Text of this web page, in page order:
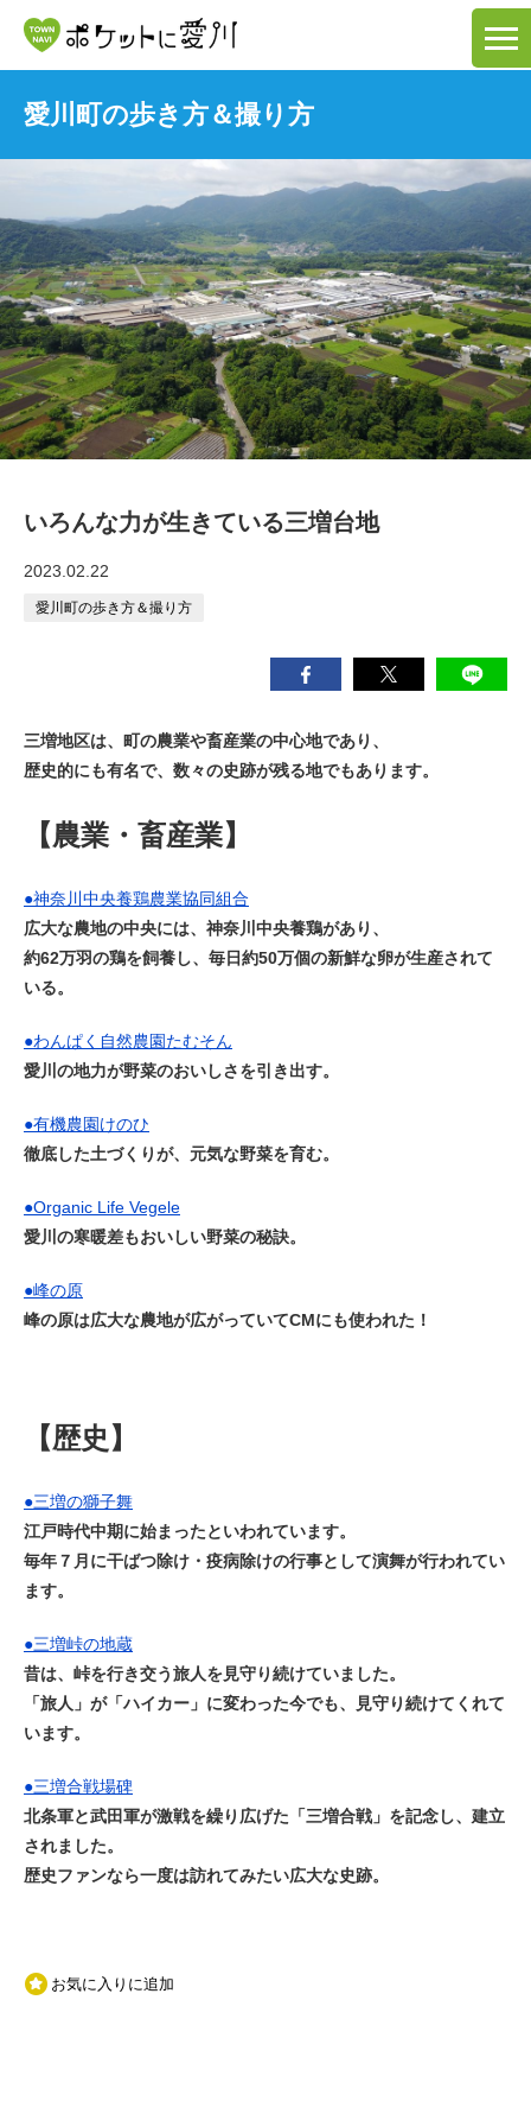
愛川町の歩き方＆撮り方
いろんな力が生きている三増台地
2023.02.22
愛川町の歩き方＆撮り方
三増地区は、町の農業や畜産業の中心地であり、
歴史的にも有名で、数々の史跡が残る地でもあります。
【農業・畜産業】
●神奈川中央養鶏農業協同組合
広大な農地の中央には、神奈川中央養鶏があり、
約62万羽の鶏を飼養し、毎日約50万個の新鮮な卵が生産されて
いる。
●わんぱく自然農園たむそん
愛川の地力が野菜のおいしさを引き出す。
●有機農園けのひ
徹底した土づくりが、元気な野菜を育む。
●Organic Life Vegele
愛川の寒暖差もおいしい野菜の秘訣。
●峰の原
峰の原は広大な農地が広がっていてCMにも使われた！
【歴史】
●三増の獅子舞
江戸時代中期に始まったといわれています。
毎年７月に干ばつ除け・疫病除けの行事として演舞が行われてい
ます。
●三増峠の地蔵
昔は、峠を行き交う旅人を見守り続けていました。
「旅人」が「ハイカー」に変わった今でも、見守り続けてくれて
います。
●三増合戦場碑
北条軍と武田軍が激戦を繰り広げた「三増合戦」を記念し、建立
されました。
歴史ファンなら一度は訪れてみたい広大な史跡。
お気に入りに追加